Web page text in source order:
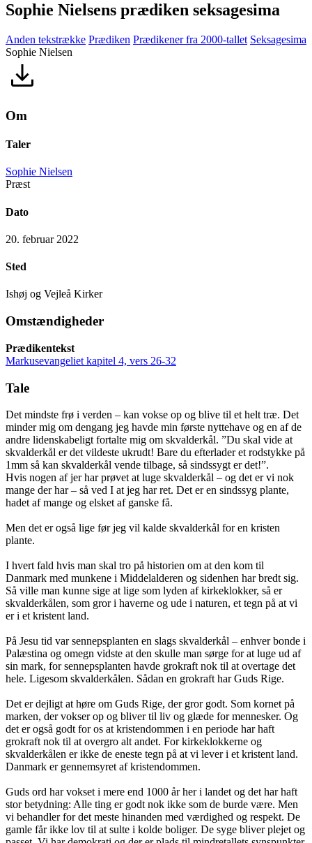
Sophie Nielsens prædiken seksagesima
Anden tekstrække Prædiken Prædikener fra 2000-tallet Seksagesima
Sophie Nielsen
Om
Taler
Sophie Nielsen
Præst
Dato
20. februar 2022
Sted
Ishøj og Vejleå Kirker
Omstændigheder
Prædikentekst
Markusevangeliet kapitel 4, vers 26-32
Tale
Det mindste frø i verden – kan vokse op og blive til et helt træ. Det
minder mig om dengang jeg havde min første nyttehave og en af de
andre lidenskabeligt fortalte mig om skvalderkål. ”Du skal vide at
skvalderkål er det vildeste ukrudt! Bare du efterlader et rodstykke på
1mm så kan skvalderkål vende tilbage, så sindssygt er det!”.
Hvis nogen af jer har prøvet at luge skvalderkål – og det er vi nok
mange der har – så ved I at jeg har ret. Det er en sindssyg plante,
hadet af mange og elsket af ganske få.
Men det er også lige før jeg vil kalde skvalderkål for en kristen
plante.
I hvert fald hvis man skal tro på historien om at den kom til
Danmark med munkene i Middelalderen og sidenhen har bredt sig.
Så ville man kunne sige at lige som lyden af kirkeklokker, så er
skvalderkålen, som gror i haverne og ude i naturen, et tegn på at vi
er i et kristent land.
På Jesu tid var sennepsplanten en slags skvalderkål – enhver bonde i
Palæstina og omegn vidste at den skulle man sørge for at luge ud af
sin mark, for sennepsplanten havde grokraft nok til at overtage det
hele. Ligesom skvalderkålen. Sådan en grokraft har Guds Rige.
Det er dejligt at høre om Guds Rige, der gror godt. Som kornet på
marken, der vokser op og bliver til liv og glæde for mennesker. Og
det er også godt for os at kristendommen i en periode har haft
grokraft nok til at overgro alt andet. For kirkeklokkerne og
skvalderkålen er ikke de eneste tegn på at vi lever i et kristent land.
Danmark er gennemsyret af kristendommen.
Guds ord har vokset i mere end 1000 år her i landet og det har haft
stor betydning: Alle ting er godt nok ikke som de burde være. Men
vi behandler for det meste hinanden med værdighed og respekt. De
gamle får ikke lov til at sulte i kolde boliger. De syge bliver plejet og